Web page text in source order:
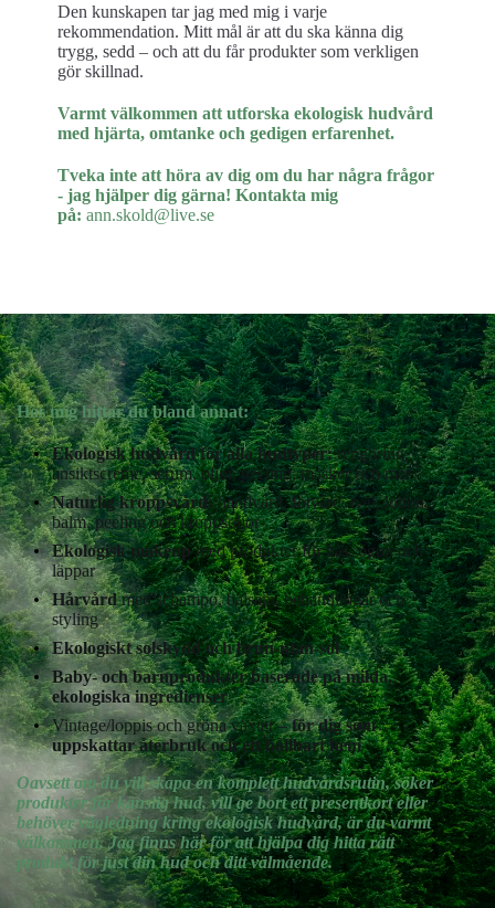
Den kunskapen tar jag med mig i varje
rekommendation. Mitt mål är att du ska känna dig
trygg, sedd – och att du får produkter som verkligen
gör skillnad.
Varmt välkommen att utforska ekologisk hudvård
med hjärta, omtanke och gedigen erfarenhet.
Tveka inte att höra av dig om du har några frågor
- jag hjälper dig gärna! Kontakta mig
på:ann.skold@live.se
Hos mig hittar du bland annat:
Ekologisk hudvård för alla hudtyper:rengöring,
ansiktscreme, serum, oljor, peeling, masker och mer
Naturlig kroppsvård:handvård, fotvård, tvål, lotion,
balm, peeling och kroppsoljor
Ekologisk makeupmed produkter för bas, ögon och
läppar
Hårvårdmed schampo, balsam, behandlingar och
styling
Ekologiskt solskydd och brun-utan-sol
Baby- och barnprodukter baserade på milda,
ekologiska ingredienser
Vintage/loppis och gröna växter –för dig som
uppskattar återbruk och ett hållbart hem
Oavsett om du vill skapa en komplett hudvårdsrutin, söker
produkter för känslig hud, vill ge bort ett presentkort eller
behöver vägledning kring ekologisk hudvård, är du varmt
välkommen. Jag finns här för att hjälpa dig hitta rätt
produkt för just din hud och ditt välmående.